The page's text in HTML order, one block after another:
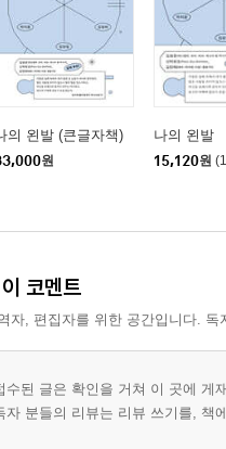
의 왼발 (큰글자책)
원
나의 왼발
15,120원
코멘트
자, 편집자를 위한 공간입니다.
수된 글은 확인을 거쳐 이 곳에 게
자 분들의 리뷰는 리뷰 쓰기를, 책